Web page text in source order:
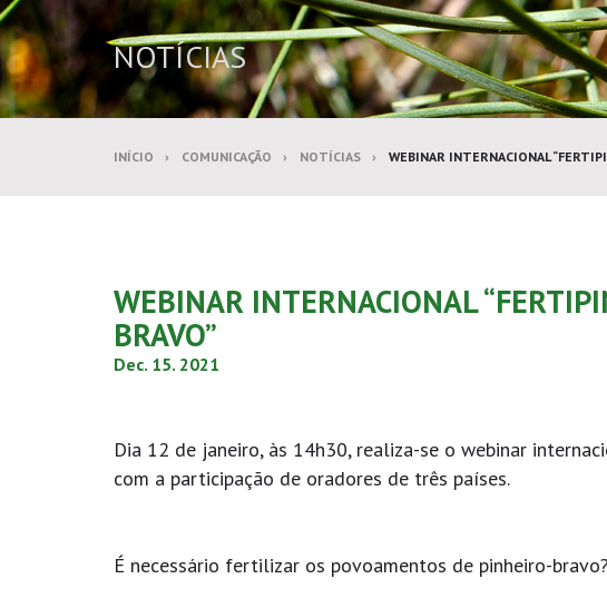
NOTÍCIAS
INÍCIO COMUNICAÇÃO NOTÍCIAS WEBINAR INTERNACIONAL
WEBINAR INTERNACIONAL
BRAVO”
Dec. 15. 2021
Dia 12 de janeiro, às 14h30, realiza-se o webinar
com a participação de oradores de três países.
É necessário fertilizar os povoamentos de pinheiro-